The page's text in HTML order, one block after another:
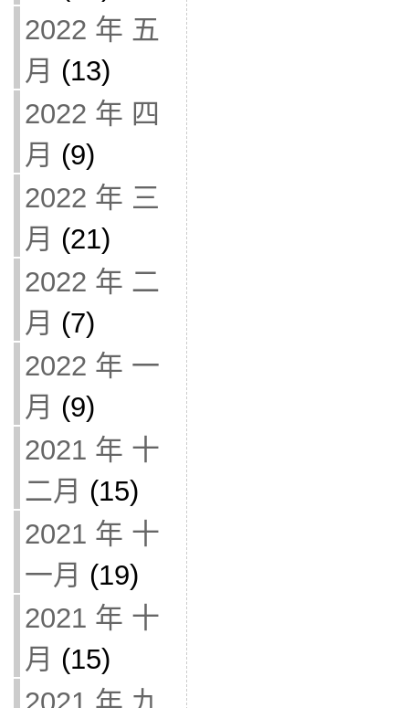
2022 年 五
月 (13)
2022 年 四
月 (9)
2022 年 三
月 (21)
2022 年 二
月 (7)
2022 年 一
月 (9)
2021 年 十
二月 (15)
2021 年 十
一月 (19)
2021 年 十
月 (15)